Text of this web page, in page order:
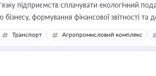
підприємств сплачувати екологічний
формування фінансової звітності
Транспорт Агропромисловий комплекс